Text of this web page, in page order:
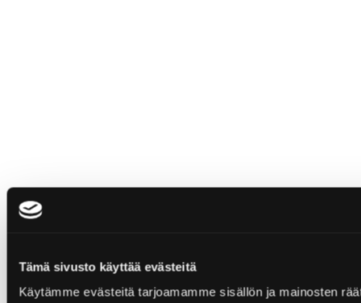
Tämä sivusto käyttää evästeitä
Käytämme evästeitä tarjoamamme sisällön ja mainosten